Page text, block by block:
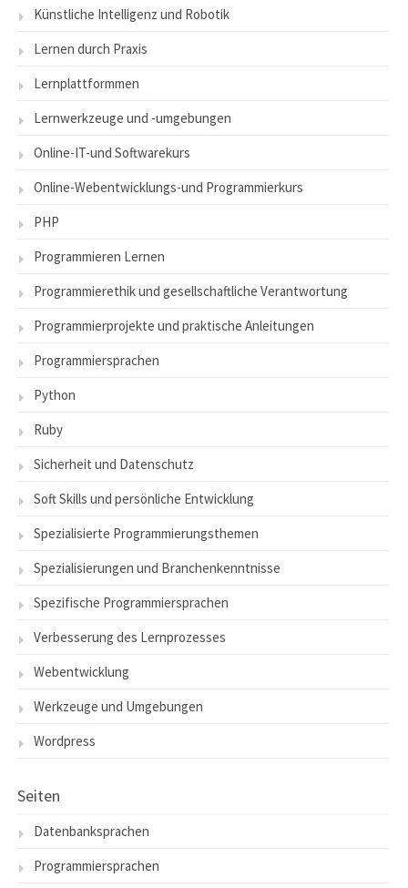
Künstliche Intelligenz und Robotik
Lernen durch Praxis
Lernplattformmen
Lernwerkzeuge und -umgebungen
Online-IT-und Softwarekurs
Online-Webentwicklungs-und Programmierkurs
PHP
Programmieren Lernen
Programmierethik und gesellschaftliche Verantwortung
Programmierprojekte und praktische Anleitungen
Programmiersprachen
Python
Ruby
Sicherheit und Datenschutz
Soft Skills und persönliche Entwicklung
Spezialisierte Programmierungsthemen
Spezialisierungen und Branchenkenntnisse
Spezifische Programmiersprachen
Verbesserung des Lernprozesses
Webentwicklung
Werkzeuge und Umgebungen
Wordpress
Seiten
Datenbanksprachen
Programmiersprachen